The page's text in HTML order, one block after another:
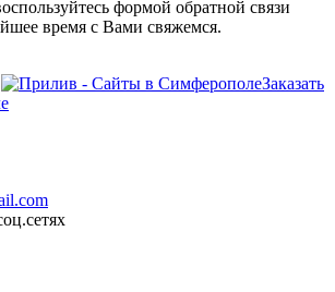
формой обратной связи
время с Вами свяжемся.
Заказать